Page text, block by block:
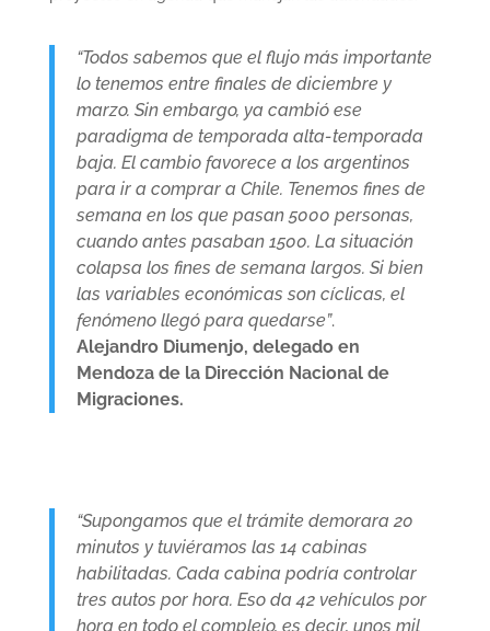
“Todos sabemos que el flujo más importante
lo tenemos entre finales de diciembre y
marzo. Sin embargo, ya cambió ese
paradigma de temporada alta-temporada
baja. El cambio favorece a los argentinos
para ir a comprar a Chile. Tenemos fines de
semana en los que pasan 5000 personas,
cuando antes pasaban 1500. La situación
colapsa los fines de semana largos. Si bien
las variables económicas son cíclicas, el
fenómeno llegó para quedarse”.
Alejandro Diumenjo, delegado en
Mendoza de la Dirección Nacional de
Migraciones.
“Supongamos que el trámite demorara 20
minutos y tuviéramos las 14 cabinas
habilitadas. Cada cabina podría controlar
tres autos por hora. Eso da 42 vehículos por
hora en todo el complejo, es decir, unos mil